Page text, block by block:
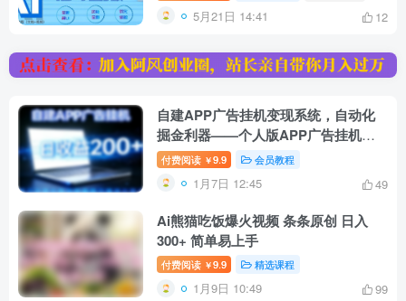
5月21日 14:41 12
自建APP广告挂机变现系统，自动化
掘金利器——个人版APP广告挂机项
目搭建指南
付费阅读 ￥9.9 会员教程
1月7日 12:45 49
Ai熊猫吃饭爆火视频 条条原创 日入
300+ 简单易上手
付费阅读 ￥9.9 精选课程
1月9日 10:49 99